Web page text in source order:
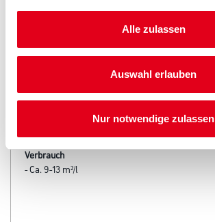
Alle zulassen
Auswahl erlauben
Nur notwendige zulassen
- Gut deckend
- Hohes Füllvermögen und gute Kantenabdeckung
Nach ca. 6 Stunden trocken.
Verbrauch
- Ca. 9-13 m²/l